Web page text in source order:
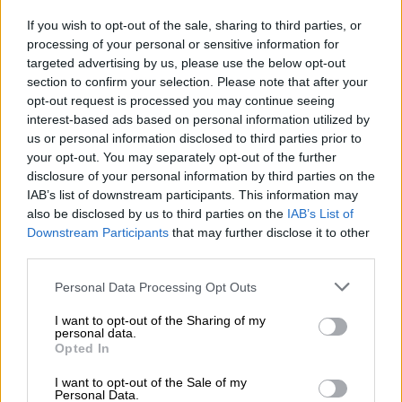
If you wish to opt-out of the sale, sharing to third parties, or
processing of your personal or sensitive information for
targeted advertising by us, please use the below opt-out
section to confirm your selection. Please note that after your
opt-out request is processed you may continue seeing
interest-based ads based on personal information utilized by
us or personal information disclosed to third parties prior to
your opt-out. You may separately opt-out of the further
disclosure of your personal information by third parties on the
IAB’s list of downstream participants. This information may
also be disclosed by us to third parties on the IAB’s List of
Downstream Participants that may further disclose it to other
Please note that this website/app uses one or more Google
not limited to your visit or usage behaviour. You may click to
grant or deny consent to Google and its third-party tags to
use your data for below specified purposes in below Google
consent section.
Personal Data Processing Opt Outs
I want to opt-out of the Sharing of my
personal data.
Opted In
I want to opt-out of the Sale of my
Personal Data.
συνεκτιμώντας την εμφανή και μείζονα
ποινική απαξία της προαναφερόμενης
συμπεριφοράς, που στοιχειοθετεί
(συντρεχουσών και των λοιπών νομίμων
προϋποθέσεων) τη νομοτυπική μορφή
εγκλημάτων του Ποινικού Κώδικα (βλ. ιδίως
άρθρα 46, 47, 221, 242, 285 ΠΚ)
επισημαίνουμε την ανάγκη επαγρύπνισης και
εγρήγορσης των εισαγγελικών λειτουργών
της Χώρας ώστε να παρεμβαίνουν κατά τη
λειτουργική αποστολή τους και να
επιλαμβάνονται αμελλητί του ποινικού
Ειδικότερα, επιβάλλεται η (κατά το άρθρο 37
διερεύνηση κάθε πληροφορίας σχετιζόμενης